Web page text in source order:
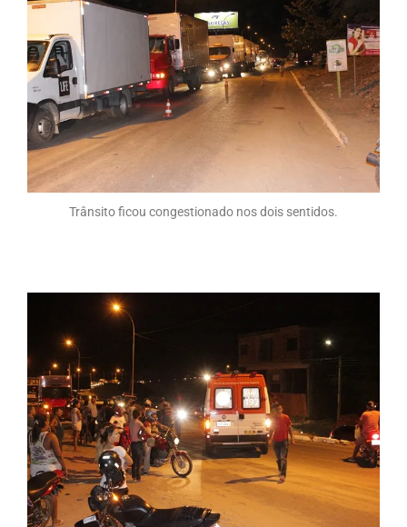
Trânsito ficou congestionado nos dois sentidos.